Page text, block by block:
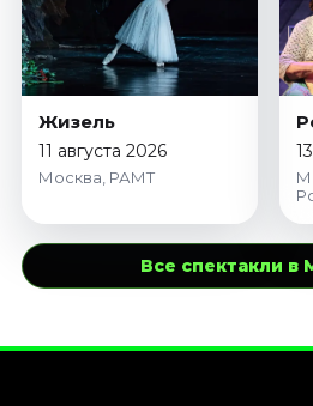
Жизель
11 августа 2026
Москва, РАМТ
Все спектакли в